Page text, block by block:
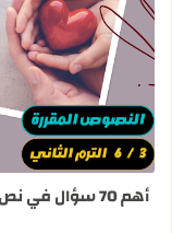
أهم 70 سؤال